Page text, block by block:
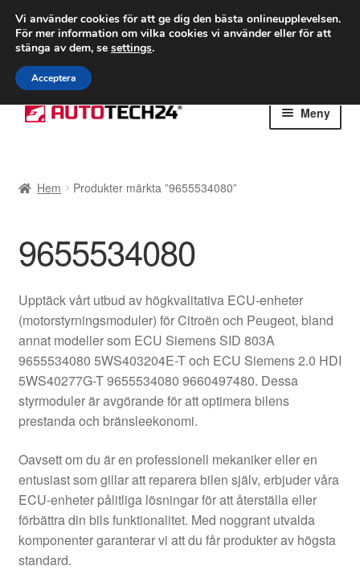
FRAKT från 75 kr
Världsomspännande frakt
Ring 766 924 713
Hoppa
till
Hoppa
till
Meny
Betalningar
Integritetspolicy
Kolla upp
Kontakt
Mitt konto
Om oss
Reklamationsprocedur
Transport
Hem Produkter märkta ”9655534080”
9655534080
Upptäck vårt utbud av högkvalitativa ECU-enheter
(motorstyrningsmoduler) för Citroën och Peugeot, bland
annat modeller som ECU Siemens SID 803A
9655534080 5WS403204E-T och ECU Siemens 2.0 HDI
5WS40277G-T 9655534080 9660497480. Dessa
styrmoduler är avgörande för att optimera bilens
prestanda och bränsleekonomi.
Oavsett om du är en professionell mekaniker eller en
entusiast som gillar att reparera bilen själv, erbjuder våra
ECU-enheter pålitliga lösningar för att återställa eller
förbättra din bils funktionalitet. Med noggrant utvalda
komponenter garanterar vi att du får produkter av högsta
standard.
Vi använder cookies för att ge dig den bästa onlineupplevelsen.
För mer information om vilka cookies vi använder eller för att
stänga av dem, se settings.
Acceptera